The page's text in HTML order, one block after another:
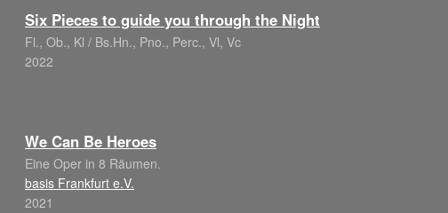
Six Pieces to guide you through the Night
Fl., Ob., Kl / Bs.Hn., Pno., Perc., Vl, Vc
2022
We Can Be Heroes
Eine Oper in 8 Räumen.
basis Frankfurt e.V.
2021